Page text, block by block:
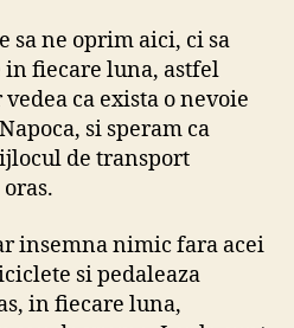
sa ne oprim aici, ci sa
fiecare luna, astfel
ca exista o nevoie
si speram ca
de transport
insemna nimic fara acei
si pedaleaza
in fiecare luna,